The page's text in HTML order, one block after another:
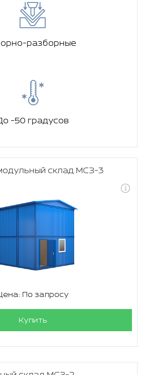
разборные
-50 градусов
склад МСЗ-3
По запросу
Купить